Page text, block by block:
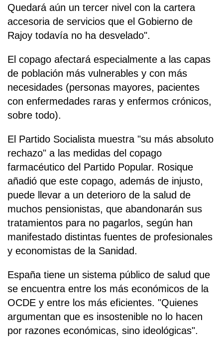
Quedará aún un tercer nivel con la cartera
accesoria de servicios que el Gobierno de
Rajoy todavía no ha desvelado".
El copago afectará especialmente a las capas
de población más vulnerables y con más
necesidades (personas mayores, pacientes
con enfermedades raras y enfermos crónicos,
sobre todo).
El Partido Socialista muestra "su más absoluto
rechazo" a las medidas del copago
farmacéutico del Partido Popular. Rosique
añadió que este copago, además de injusto,
puede llevar a un deterioro de la salud de
muchos pensionistas, que abandonarán sus
tratamientos para no pagarlos, según han
manifestado distintas fuentes de profesionales
y economistas de la Sanidad.
España tiene un sistema público de salud que
se encuentra entre los más económicos de la
OCDE y entre los más eficientes. "Quienes
argumentan que es insostenible no lo hacen
por razones económicas, sino ideológicas".